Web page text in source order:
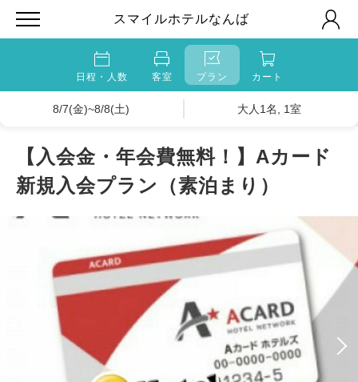
スマイルホテルなんば
日程・人数 客室 プラン カート
8/7(金)~8/8(土) 大人1名, 1室
【入会金・年会費無料！】Aカード
新規入会プラン（素泊まり）